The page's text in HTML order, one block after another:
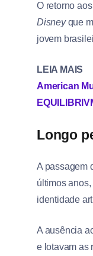
O retorno
Disneyque
jovem
LEIA MAIS
American
Longo
A passagem
últimos
identidade
A ausência
e lotavam as